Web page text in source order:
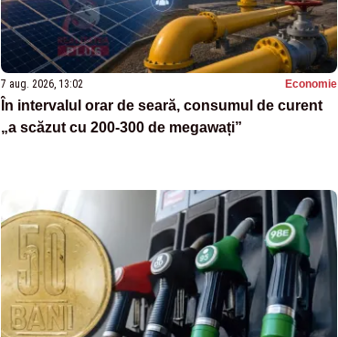
7 aug. 2026, 13:02 Economie
În intervalul orar de seară, consumul de curent
„a scăzut cu 200-300 de megawați”